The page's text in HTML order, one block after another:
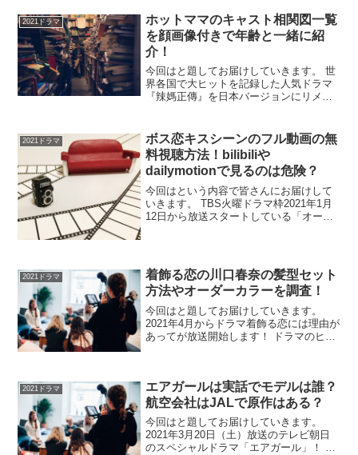
告...
2021ドラマ
ホットママのキャスト相関図一覧
を顔画像付きで年齢と一緒に紹
介！
今回はと題してお届けしていきます。 世
界各国で大ヒットを記録した人気ドラマ
『辣媽正傳』を日本バージョンにリメイ
瀬さんに、ホットママのパパ役となる...
2021ドラマ
ボス恋キスシーンのフル動画の無
料視聴方法！bilibiliや
dailymotionで見るのは危険？
今回はという内容で皆さんにお届けして
いきます。 TBS火曜ドラマ枠2021年1月
12日から放送スタートしている「オー！
た上白石萌...
2021ドラマ
着飾る恋の川口春奈の髪型セット
方法やオーダーカラーを調査！
今回はと題してお届けしていきます。
2021年4月からドラマ着飾る恋には理由が
あってが放送開始します！ ドラマのヒロ
くもネット上...
2021ドラマ
エアガールは実話でモデルは誰？
航空会社はJALで原作はある？
今回はと題してお届けしていきます。
2021年3月20日（土）放送のテレビ朝日
のスペシャルドラマ「エアガール」！ 主